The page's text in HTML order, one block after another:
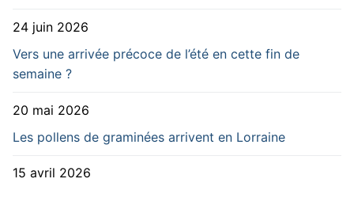
24 juin 2026
Vers une arrivée précoce de l’été en cette fin de
semaine ?
20 mai 2026
Les pollens de graminées arrivent en Lorraine
15 avril 2026